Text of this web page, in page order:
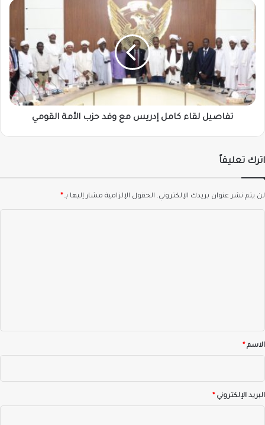
تفاصيل
إدريس
مع
وفد
حزب
الأمة
القومي
تفاصيل لقاء كامل إدريس مع وفد حزب الأمة القومي
اترك تعليقاً
لن يتم نشر عنوان بريدك الإلكتروني. الحقول الإلزامية مشار إليها بـ *
*الاسم *
البريد الإلكتروني *